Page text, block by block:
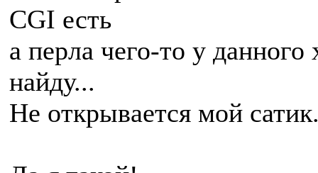
CGI есть
а перла чего-то у данного
найду...
Не открывается мой